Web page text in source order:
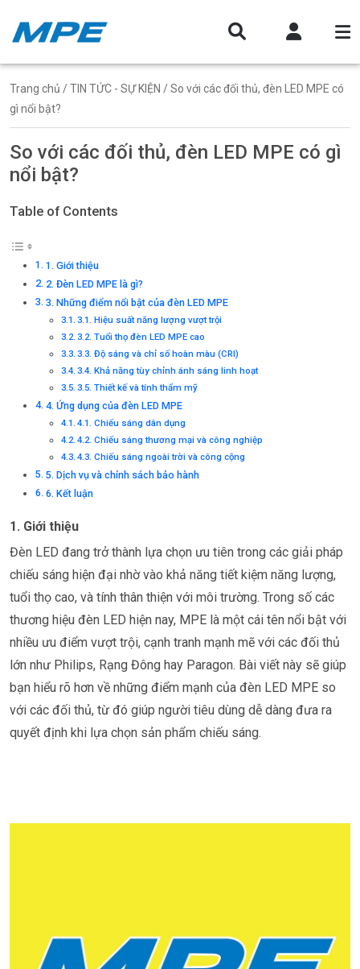
Trang chủ /TIN TỨC - SỰ KIỆN / So với các đối thủ, đèn LED MPE có
gì nổi bật?
So với các đối thủ, đèn LED MPE có gì
nổi bật?
Table of Contents
1. Giới thiệu
2. Đèn LED MPE là gì?
3. Những điểm nổi bật của đèn LED MPE
3.1. Hiệu suất năng lượng vượt trội
3.2. Tuổi thọ đèn LED MPE cao
3.3. Độ sáng và chỉ số hoàn màu (CRI)
3.4. Khả năng tùy chỉnh ánh sáng linh hoạt
3.5. Thiết kế và tính thẩm mỹ
4. Ứng dụng của đèn LED MPE
4.1. Chiếu sáng dân dụng
4.2. Chiếu sáng thương mại và công nghiệp
4.3. Chiếu sáng ngoài trời và công cộng
5. Dịch vụ và chính sách bảo hành
6. Kết luận
1. Giới thiệu
Đèn LED đang trở thành lựa chọn ưu tiên trong các giải pháp
chiếu sáng hiện đại nhờ vào khả năng tiết kiệm năng lượng,
tuổi thọ cao, và tính thân thiện với môi trường. Trong số các
thương hiệu đèn LED hiện nay, MPE là một cái tên nổi bật với
nhiều ưu điểm vượt trội, cạnh tranh mạnh mẽ với các đối thủ
lớn như Philips, Rạng Đông hay Paragon. Bài viết này sẽ giúp
bạn hiểu rõ hơn về những điểm mạnh của đèn LED MPE so
với các đối thủ, từ đó giúp người tiêu dùng dễ dàng đưa ra
quyết định khi lựa chọn sản phẩm chiếu sáng.